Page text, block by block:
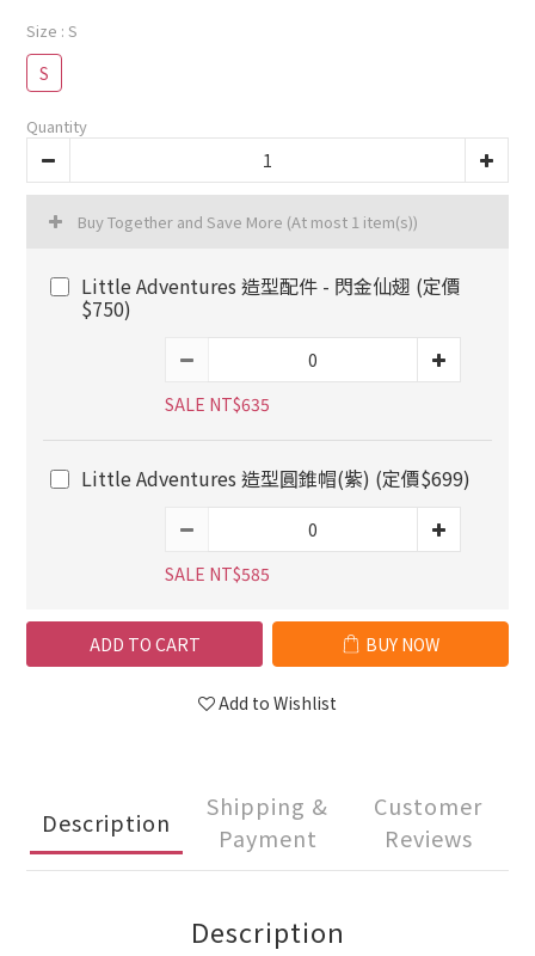
Size : S
S
Quantity
Buy Together and Save More (At most 1 item(s))
Little Adventures 造型配件 - 閃金仙翅 (定價
$750)
SALE NT$635
Little Adventures 造型圓錐帽(紫) (定價$699)
SALE NT$585
ADD TO CART BUY NOW
Add to Wishlist
Description
Shipping &
Payment
Customer
Reviews
Description